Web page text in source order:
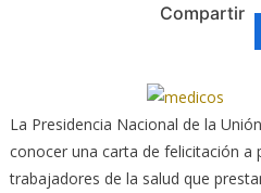
Compartir
La Presidencia Nacional de la
conocer una carta de felicitación a
trabajadores de la salud que